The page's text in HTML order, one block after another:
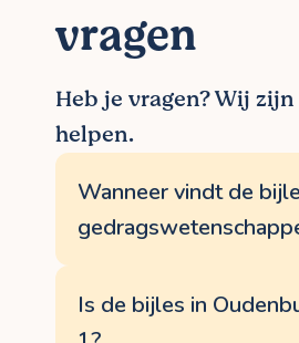
vragen
Heb je vragen? Wij
helpen.
Wanneer vindt de
tijdstippen je bijles
gedragswetenschappen in
Is de bijles in